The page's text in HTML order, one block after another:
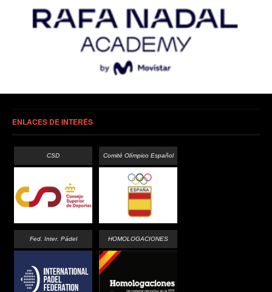
ENLACES DE INTERÉS
CSD Comité Olímpico Español
Fed. Inter. Pádel HOMOLOGACIONES